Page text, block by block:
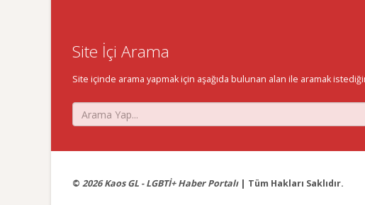
Site İçi Arama
Site içinde arama yapmak için aşağıda bulunan alan ile aramak
© 2026 Kaos GL - LGBTİ+ Haber Portalı| Tüm Hakları Saklıdır.